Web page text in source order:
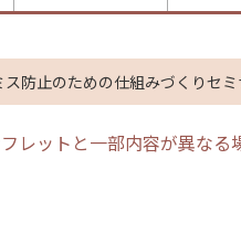
防止のための仕組みづくりセ
レットと一部内容が異な